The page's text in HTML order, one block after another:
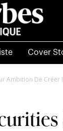
Cover
Ambition De Créer